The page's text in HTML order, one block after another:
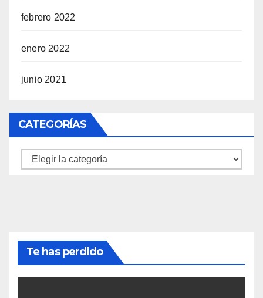
febrero 2022
enero 2022
junio 2021
CATEGORÍAS
Categorías
Te has perdido